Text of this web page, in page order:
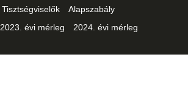
Tisztségviselők
Alapszabály
2023. évi mérleg
2024. évi mérleg